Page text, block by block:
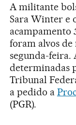
A militante
Sara Winter e
acampamento
foram alvos de
segunda-feira.
determinadas
Tribunal
a pedido a
(PGR).